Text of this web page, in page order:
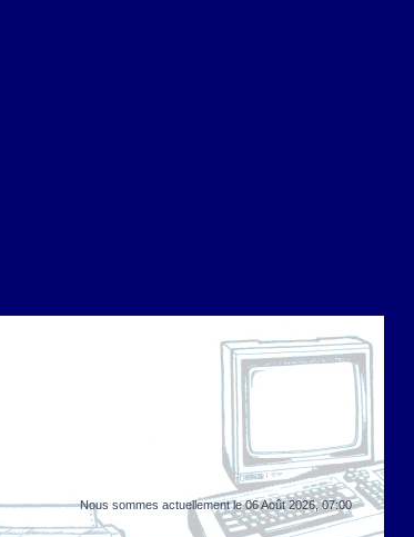
Nous sommes actuellement le 06 Août 2026, 07:00